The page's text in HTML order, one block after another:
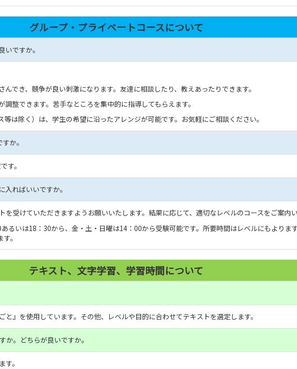
グループ・プライベートコースについて
ですか。
でき、競争が良い刺激になります。友達に相談したり、教えあったりできます。
整できます。苦手なところを集中的に指導してもらえます。
は除く）は、学生の希望に沿ったアレンジが可能です。お気軽にご相談ください。
か。
す。
ればいいですか。
受けていただきますようお願いいたします。結果に応じて、適切なレベルのコースをご案内い
るいは18：30から、金・土・日曜は14：00から受験可能です。所要時間はレベルにもよりま
。
テキスト、文字学習、学習時間について
』を使用しています。その他、レベルや目的に合わせてテキストを選定します。
か。どちらが良いですか。
。